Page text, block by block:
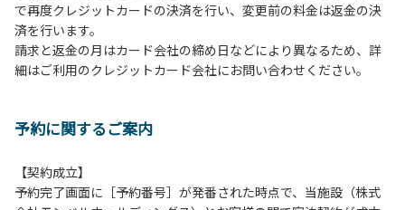
１．花火（手持ちや打ち上げなど全て）。
２．地面への直火による焚き火、BBQ、キャンプファイヤ
ー。
３．ボールなどを使った野球、キャッチボール・サッカーな
周辺の広場で行ってください。
となりますので、絶対に行わないでください。
４．大きな音で音楽や楽器などを鳴らす行為 但し貸切イベン
で再度クレジットカードの決済を行い、変更前の料金は返金の決
済を行います。
請求と返金の月はカード会社の締め日などにより異なるため、詳
細はご利用のクレジットカード会社にお問い合わせください。
予約に関するご案内
【契約成立】
予約完了画面に［予約番号］が発番された時点で、当施設（株式